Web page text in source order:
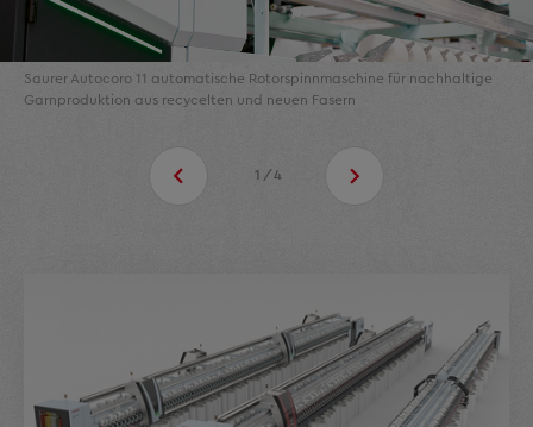
Saurer Autocoro 11 automatische Rotorspinnmaschine für nachhaltige
Garnproduktion aus recycelten und neuen Fasern
1/4